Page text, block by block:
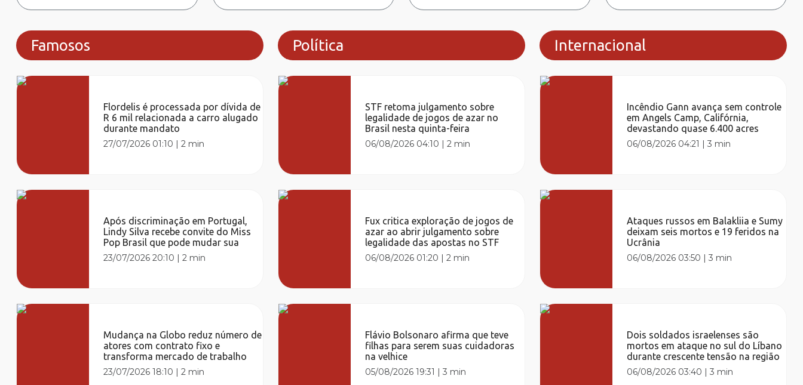
Famosos
Flordelis é processada por dívida de
R 6 mil relacionada a carro alugado
durante mandato
27/07/2026 01:10 |2 min
Após discriminação em Portugal,
Lindy Silva recebe convite do Miss
Pop Brasil que pode mudar sua
23/07/2026 20:10 |2 min
Mudança na Globo reduz número de
atores com contrato fixo e
transforma mercado de trabalho
23/07/2026 18:10 |2 min
Política
STF retoma julgamento sobre
legalidade de jogos de azar no
Brasil nesta quinta-feira
06/08/2026 04:10 |2 min
Fux critica exploração de jogos de
azar ao abrir julgamento sobre
legalidade das apostas no STF
06/08/2026 01:20 |2 min
Flávio Bolsonaro afirma que teve
filhas para serem suas cuidadoras
na velhice
05/08/2026 19:31 |3 min
Internacional
Incêndio Gann avança sem controle
em Angels Camp, Califórnia,
devastando quase 6.400 acres
06/08/2026 04:21 |3 min
Ataques russos em Balakliia e Sumy
deixam seis mortos e 19 feridos na
Ucrânia
06/08/2026 03:50 |3 min
Dois soldados israelenses são
mortos em ataque no sul do Líbano
durante crescente tensão na região
06/08/2026 03:40 |3 min